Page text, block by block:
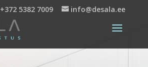
+372 5382 7009 info@desala.ee